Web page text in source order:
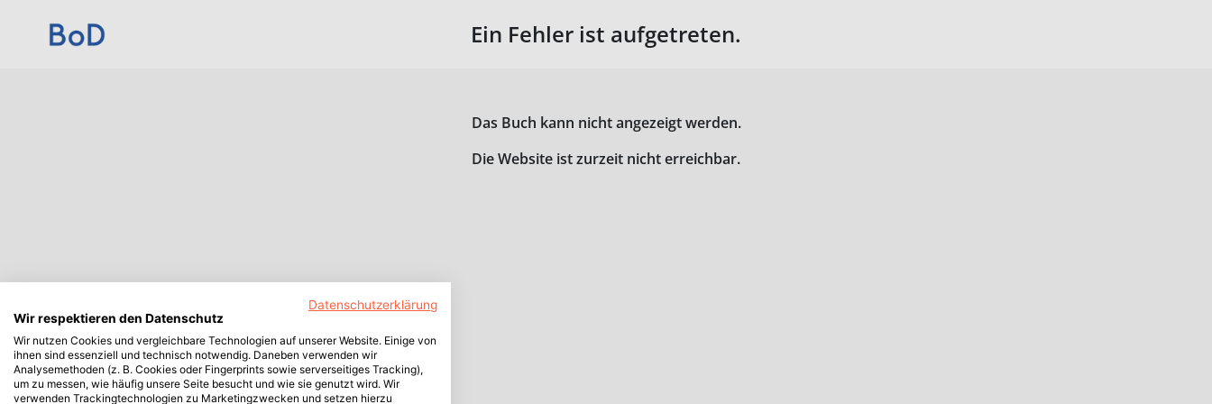
Ein Fehler ist aufgetreten.
Das Buch kann nicht angezeigt werden.
Die Website ist zurzeit nicht erreichbar.
Datenschutzerklärung
Wir respektieren den Datenschutz
Wir nutzen Cookies und vergleichbare Technologien auf unserer Website. Einige von
ihnen sind essenziell und technisch notwendig. Daneben verwenden wir
Analysemethoden (z. B. Cookies oder Fingerprints sowie serverseitiges Tracking),
um zu messen, wie häufig unsere Seite besucht und wie sie genutzt wird. Wir
verwenden Trackingtechnologien zu Marketingzwecken und setzen hierzu